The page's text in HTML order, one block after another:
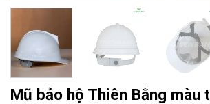
Mũ bảo hộ Thiên Bằng màu